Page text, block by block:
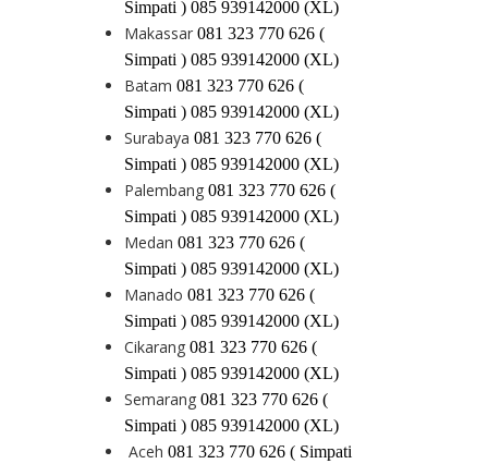
Simpati ) 085 939142000 (XL)
Makassar 081 323 770 626 (
Simpati ) 085 939142000 (XL)
Batam 081 323 770 626 (
Simpati ) 085 939142000 (XL)
Surabaya 081 323 770 626 (
Simpati ) 085 939142000 (XL)
Palembang 081 323 770 626 (
Simpati ) 085 939142000 (XL)
Medan 081 323 770 626 (
Simpati ) 085 939142000 (XL)
Manado 081 323 770 626 (
Simpati ) 085 939142000 (XL)
Cikarang 081 323 770 626 (
Simpati ) 085 939142000 (XL)
Semarang 081 323 770 626 (
Simpati ) 085 939142000 (XL)
Aceh 081 323 770 626 ( Simpati